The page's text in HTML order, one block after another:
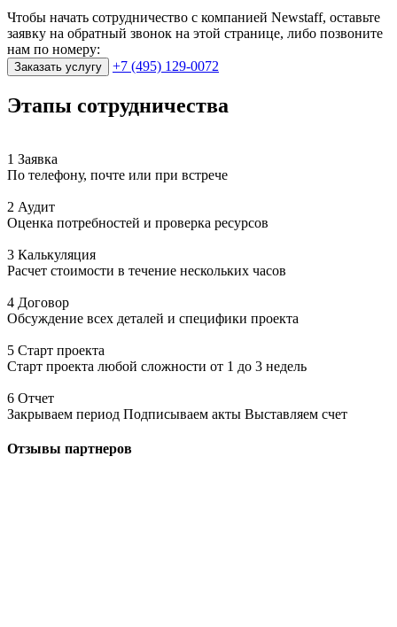
Чтобы начать сотрудничество с компанией Newstaff, оставьте
заявку на обратный звонок на этой странице, либо позвоните
нам по номеру:
Заказать услугу +7 (495) 129-0072
Этапы сотрудничества
1 Заявка
По телефону, почте или при встрече
2 Аудит
Оценка потребностей и проверка ресурсов
3 Калькуляция
Расчет стоимости в течение нескольких часов
4 Договор
Обсуждение всех деталей и специфики проекта
5 Старт проекта
Старт проекта любой сложности от 1 до 3 недель
6 Отчет
Закрываем период Подписываем акты Выставляем счет
Отзывы партнеров